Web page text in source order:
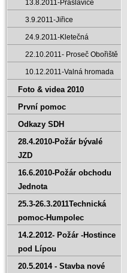
13.8.2011-Přáslavice
3.9.2011-Jiřice
24.9.2011-Kletečná
22.10.2011- Proseč Obořiště
10.12.2011-Valná hromada
Foto & videa 2010
První pomoc
Odkazy SDH
28.4.2010-Požár bývalé
JZD
16.6.2010-Požár obchodu
Jednota
25.3-26.3.2011Technická
pomoc-Humpolec
14.2.2012- Požár -Hostince
pod Lípou
20.5.2014 - Stavba nové